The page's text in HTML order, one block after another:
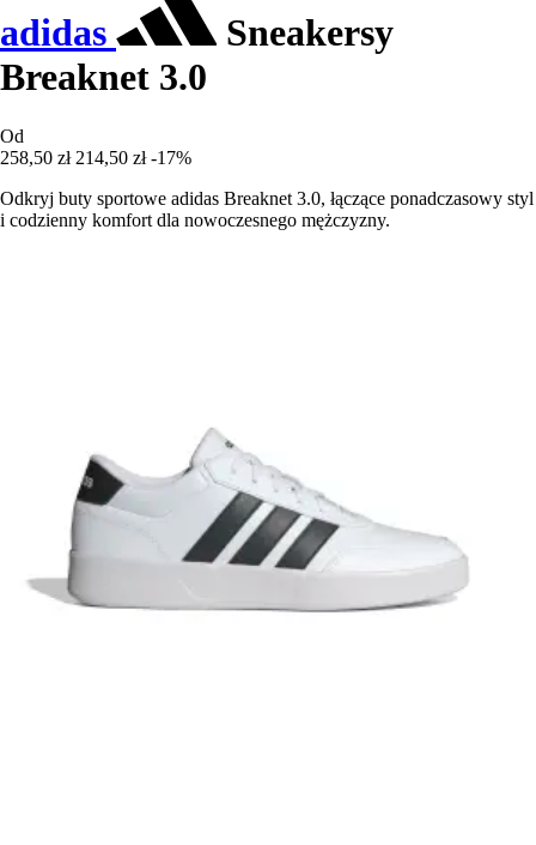
adidas
Sneakersy
Breaknet 3.0
Od
258,50 zł 214,50 zł -17%
Odkryj buty sportowe adidas Breaknet 3.0, łączące ponadczasowy styl
i codzienny komfort dla nowoczesnego mężczyzny.